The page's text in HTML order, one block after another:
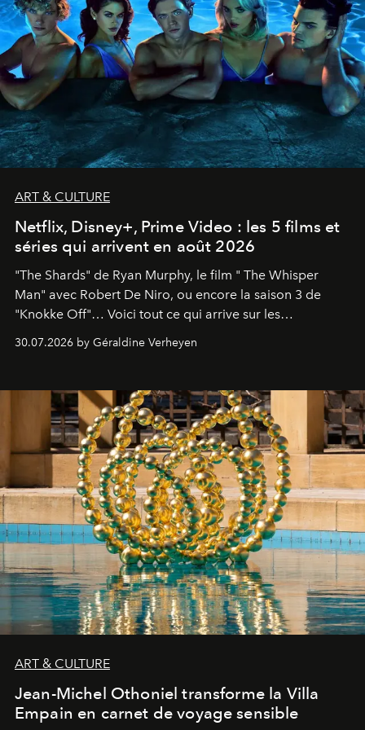
ART & CULTURE
Netflix, Disney+, Prime Video : les 5 films et
séries qui arrivent en août 2026
"The Shards" de Ryan Murphy, le film " The Whisper
Man" avec Robert De Niro, ou encore la saison 3 de
"Knokke Off"… Voici tout ce qui arrive sur les
30.07.2026 by Géraldine Verheyen
ART & CULTURE
Jean-Michel Othoniel transforme la Villa
Empain en carnet de voyage sensible